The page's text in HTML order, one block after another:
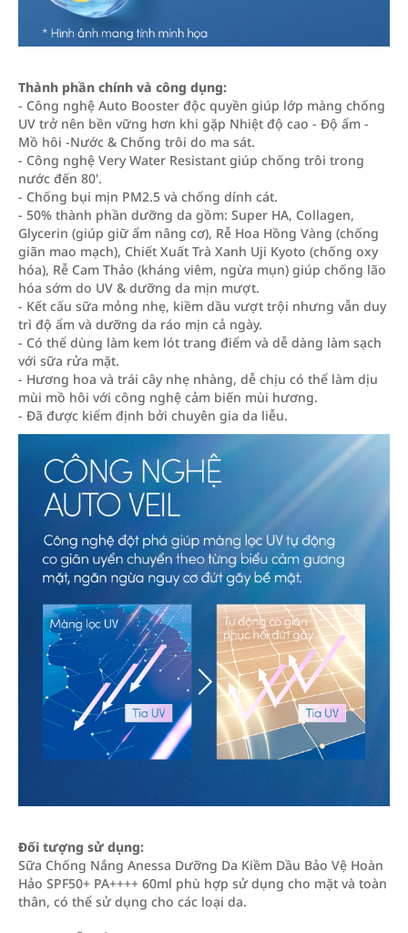
Thành phần chính và công dụng:
- Công nghệ Auto Booster độc quyền giúp lớp màng chống
UV trở nên bền vững hơn khi gặp Nhiệt độ cao - Độ ẩm -
Mồ hôi -Nước & Chống trôi do ma sát.
- Công nghệ Very Water Resistant giúp chống trôi trong
nước đến 80'.
- Chống bụi mịn PM2.5 và chống dính cát.
- 50% thành phần dưỡng da gồm: Super HA, Collagen,
Glycerin (giúp giữ ẩm nâng cơ), Rễ Hoa Hồng Vàng (chống
giãn mao mạch), Chiết Xuất Trà Xanh Uji Kyoto (chống oxy
hóa), Rễ Cam Thảo (kháng viêm, ngừa mụn) giúp chống lão
hóa sớm do UV & dưỡng da mịn mượt.
- Kết cấu sữa mỏng nhẹ, kiềm dầu vượt trội nhưng vẫn duy
trì độ ẩm và dưỡng da ráo mịn cả ngày.
- Có thể dùng làm kem lót trang điểm và dễ dàng làm sạch
với sữa rửa mặt.
- Hương hoa và trái cây nhẹ nhàng, dễ chịu có thể làm dịu
mùi mồ hôi với công nghệ cảm biến mùi hương.
- Đã được kiểm định bởi chuyên gia da liễu.
Đối tượng sử dụng:
Sữa Chống Nắng Anessa Dưỡng Da Kiềm Dầu Bảo Vệ Hoàn
Hảo SPF50+ PA++++ 60ml phù hợp sử dụng cho mặt và toàn
thân, có thể sử dụng cho các loại da.